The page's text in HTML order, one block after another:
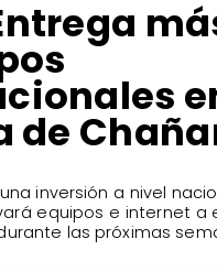
de
inversión a nivel
equipos e internet
las próximas